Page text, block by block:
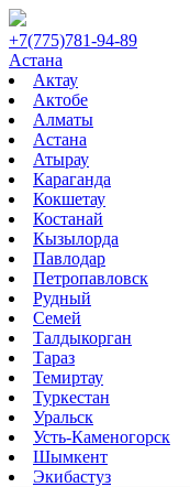
+7(775)781-94-89
Астана
Актау
Актобе
Алматы
Астана
Атырау
Караганда
Кокшетау
Костанай
Кызылорда
Павлодар
Петропавловск
Рудный
Семей
Талдыкорган
Тараз
Темиртау
Туркестан
Уральск
Усть-Каменогорск
Шымкент
Экибастуз